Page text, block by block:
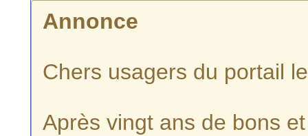
Annonce
Chers usagers du portail
Après vingt ans de bons